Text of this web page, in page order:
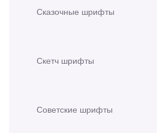
Сказочные шрифты
Скетч шрифты
Советские шрифты